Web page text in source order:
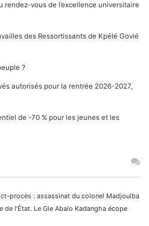
rendez-vous de l’excellence universitaire
des Ressortissants de Kpélé Govié
?
autorisés pour la rentrée 2026-2027,
de -70 % pour les jeunes et les
procès : assassinat du colonel Madjoulba
l’État. Le Gle Abalo Kadangha écope